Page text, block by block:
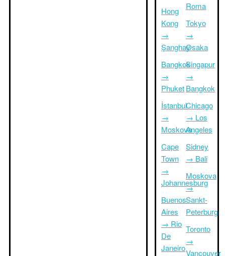
Hong
Kong
→
Şanghay
Bangkok
→
Phuket
İstanbul
→
Moskova
Cape
Town
→
Johannesburg
Buenos
Aires
→ Rio
De
Janeiro
Roma
Tokyo
→
Osaka
Singapur
→
Bangkok
Chicago
→ Los
Angeles
Sidney
→ Bali
Moskova
→
Sankt-
Peterburg
Toronto
→
Vancouver